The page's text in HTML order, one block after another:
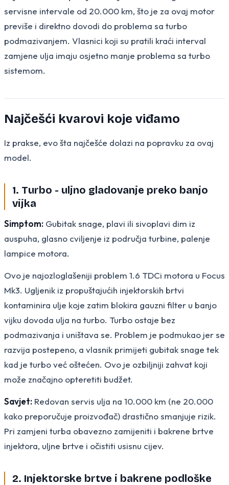
servisne intervale od 20.000 km, što je za ovaj motor
previše i direktno dovodi do problema sa turbo
podmazivanjem. Vlasnici koji su pratili kraći interval
zamjene ulja imaju osjetno manje problema sa turbo
sistemom.
Najčešći kvarovi koje viđamo
Iz prakse, evo šta najčešće dolazi na popravku za ovaj
model.
1. Turbo - uljno gladovanje preko banjo
vijka
Simptom: Gubitak snage, plavi ili sivoplavi dim iz
auspuha, glasno cviljenje iz područja turbine, palenje
lampice motora.
Ovo je najozloglašeniji problem 1.6 TDCi motora u Focus
Mk3. Ugljenik iz propuštajućih injektorskih brtvi
kontaminira ulje koje zatim blokira gauzni filter u banjo
vijku dovoda ulja na turbo. Turbo ostaje bez
podmazivanja i uništava se. Problem je podmukao jer se
razvija postepeno, a vlasnik primijeti gubitak snage tek
kad je turbo već oštećen. Ovo je ozbiljniji zahvat koji
može značajno opteretiti budžet.
Savjet: Redovan servis ulja na 10.000 km (ne 20.000
kako preporučuje proizvođač) drastično smanjuje rizik.
Pri zamjeni turba obavezno zamijeniti i bakrene brtve
injektora, uljne brtve i očistiti usisnu cijev.
2. Injektorske brtve i bakrene podloške